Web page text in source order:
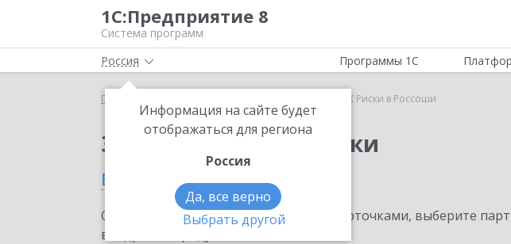
1С:Предприятие 8
Система программ
Россия
Информация на сайте будет
отображаться для региона
Россия
Да, все верно
Выбрать другой
Программы 1С
Главная 1СПАРК Риски в Россоши
Заказать 1СПАРК Риски
в Россоши
Ознакомьтесь с информационными карточками, выберите
внедрение продукта.